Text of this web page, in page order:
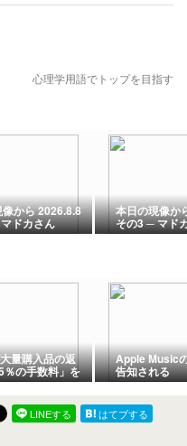
心理学用語でトップを目指す
から 2026.8.8
ドカさん
黒石社 チャイナ
本日の現像か
その3 ─ マド
2026.8.1 黒石
量購入品の返
％の手数料」を
明記
Apple Music
告知される
LINEする
はてブする